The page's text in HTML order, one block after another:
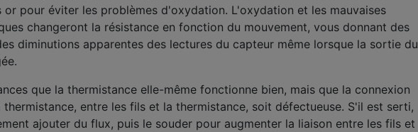
or pour éviter les problèmes d'oxydation. L'oxydation et les mauvaises
changeront la résistance en fonction du mouvement, vous donnant des
diminutions apparentes des lectures du capteur même lorsque la sortie du
que la thermistance elle-même fonctionne bien, mais que la connexion
entre les fils et la thermistance, soit défectueuse. S'il est serti,
ajouter du flux, puis le souder pour augmenter la liaison entre les fils et